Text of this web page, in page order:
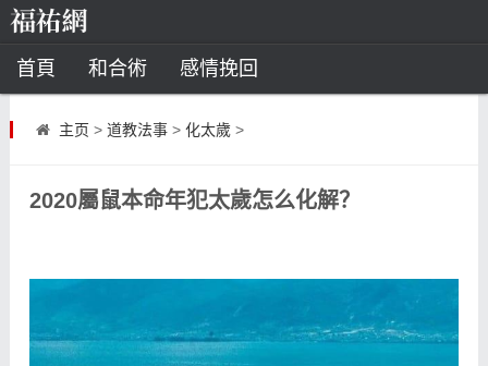
首頁 和合術 感情挽回
道教法事
星座
白羊座 水瓶座 摩羯座
主页 > 道教法事> 化太歲>
2020屬鼠本命年犯太歲怎么化解？